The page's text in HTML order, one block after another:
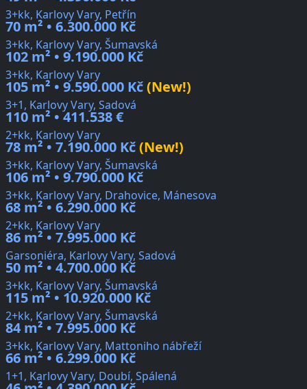
3+kk, Karlovy Vary, Petřín
70 m² • 6.300.000 Kč
3+kk, Karlovy Vary, Šumavská
102 m² • 9.190.000 Kč
3+kk, Karlovy Vary
105 m² • 9.590.000 Kč(New!)
3+1, Karlovy Vary, Sadová
110 m² • 411.538 €
2+kk, Karlovy Vary
78 m² • 7.190.000 Kč(New!)
3+kk, Karlovy Vary, Šumavská
106 m² • 9.790.000 Kč
3+kk, Karlovy Vary, Drahovice, Mánesova
68 m² • 6.290.000 Kč
2+kk, Karlovy Vary
86 m² • 7.995.000 Kč
Garsoniéra, Karlovy Vary, Sadová
50 m² • 4.700.000 Kč
3+kk, Karlovy Vary, Šumavská
115 m² • 10.920.000 Kč
2+kk, Karlovy Vary, Šumavská
84 m² • 7.995.000 Kč
3+kk, Karlovy Vary, Mattoniho nábřeží
66 m² • 6.299.000 Kč
1+1, Karlovy Vary, Doubí, Spálená